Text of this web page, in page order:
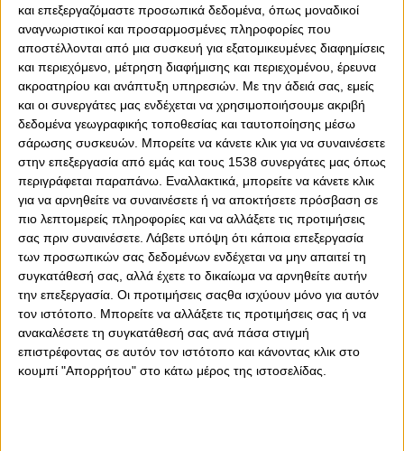
και επεξεργαζόμαστε προσωπικά δεδομένα, όπως μοναδικοί
αναγνωριστικοί και προσαρμοσμένες πληροφορίες που
αποστέλλονται από μια συσκευή για εξατομικευμένες διαφημίσεις
και περιεχόμενο, μέτρηση διαφήμισης και περιεχομένου, έρευνα
ακροατηρίου και ανάπτυξη υπηρεσιών. Με την άδειά σας, εμείς
και οι συνεργάτες μας ενδέχεται να χρησιμοποιήσουμε ακριβή
δεδομένα γεωγραφικής τοποθεσίας και ταυτοποίησης μέσω
σάρωσης συσκευών. Μπορείτε να κάνετε κλικ για να συναινέσετε
στην επεξεργασία από εμάς και τους 1538 συνεργάτες μας όπως
περιγράφεται παραπάνω. Εναλλακτικά, μπορείτε να κάνετε κλικ
για να αρνηθείτε να συναινέσετε ή να αποκτήσετε πρόσβαση σε
πιο λεπτομερείς πληροφορίες και να αλλάξετε τις προτιμήσεις
σας πριν συναινέσετε. Λάβετε υπόψη ότι κάποια επεξεργασία
των προσωπικών σας δεδομένων ενδέχεται να μην απαιτεί τη
συγκατάθεσή σας, αλλά έχετε το δικαίωμα να αρνηθείτε αυτήν
την επεξεργασία. Οι προτιμήσεις σαςθα ισχύουν μόνο για αυτόν
τον ιστότοπο. Μπορείτε να αλλάξετε τις προτιμήσεις σας ή να
ανακαλέσετε τη συγκατάθεσή σας ανά πάσα στιγμή
επιστρέφοντας σε αυτόν τον ιστότοπο και κάνοντας κλικ στο
κουμπί "Απορρήτου" στο κάτω μέρος της ιστοσελίδας.
Πέμπτη, 6 Αυγούστου 2026 - 10:46
Αγριογιάννης: «Ο Τζολάκης
έκανε περήφανο τον Ολυμπιακό»
(photos)
Το συγκινητικό «αντίο» του προπονητή τερματοφυλάκων του
Θρύλου στον «Τζόλα».